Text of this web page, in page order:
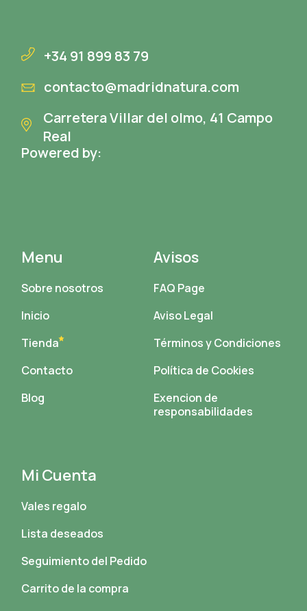
+34 91 899 83 79
contacto@madridnatura.com
Carretera Villar del olmo, 41 Campo
Real
Powered by:
Menu
Sobre nosotros
Inicio
Tienda
Contacto
Blog
Avisos
FAQ Page
Aviso Legal
Términos y Condiciones
Política de Cookies
Exencion de
responsabilidades
Mi Cuenta
Vales regalo
Lista deseados
Seguimiento del Pedido
Carrito de la compra